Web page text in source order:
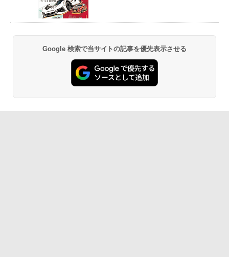
Google 検索で当サイトの記事を優先表示させる